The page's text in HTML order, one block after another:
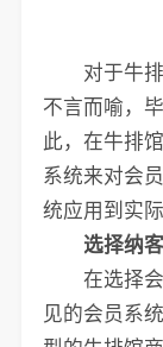
对于牛排
不言而喻，
此，在牛排
系统来对会
统应用到实
选择纳客
在选择会
见的会员系